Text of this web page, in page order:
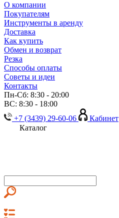
О компании
Покупателям
Инструменты в аренду
Доставка
Как купить
Обмен и возврат
Резка
Способы оплаты
Советы и идеи
Контакты
Пн-Сб: 8:30 - 20:00
ВС: 8:30 - 18:00
+7 (3439) 29-60-06
Кабинет
Каталог